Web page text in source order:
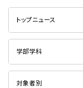
トップニュース
学部学科
対象者別